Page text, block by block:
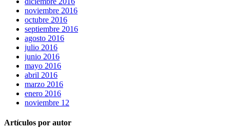
noviembre 2016
octubre 2016
septiembre 2016
agosto 2016
julio 2016
junio 2016
mayo 2016
abril 2016
marzo 2016
enero 2016
noviembre 12
Artículos por autor